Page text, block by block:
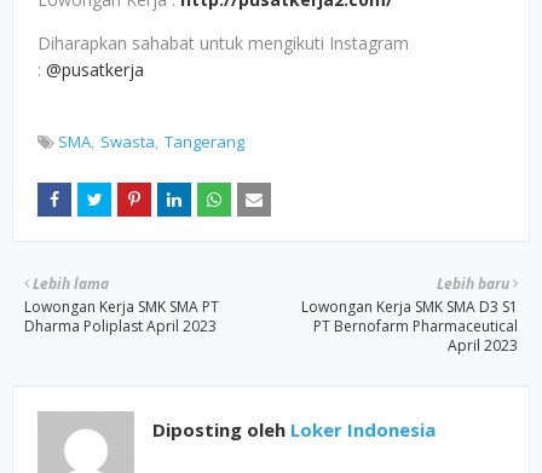
Diharapkan sahabat untuk mengikuti Instagram
: @pusatkerja
SMA Swasta Tangerang
Lebih baru
Lowongan Kerja SMK SMA D3 S1
PT Bernofarm Pharmaceutical
April 2023
Lebih lama
Lowongan Kerja SMK SMA PT
Dharma Poliplast April 2023
Diposting oleh Loker Indonesia